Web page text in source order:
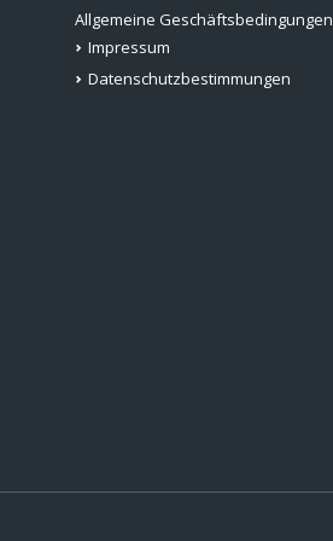
Allgemeine Geschäftsbedingungen
Impressum
Datenschutzbestimmungen